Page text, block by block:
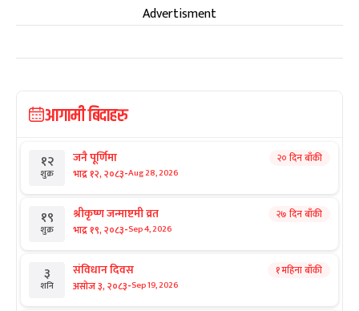
Advertisment
आगामी बिदाहरु
१२
शुक्र
जनै पूर्णिमा
भाद्र १२, २०८३-Aug 28, 2026
२० दिन बाँकी
१९
शुक्र
श्रीकृष्ण जन्माष्टमी व्रत
भाद्र १९, २०८३-Sep 4, 2026
२७ दिन बाँकी
३
शनि
संविधान दिवस
असोज ३, २०८३-Sep 19, 2026
१ महिना बाँकी